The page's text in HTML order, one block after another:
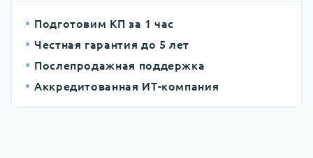
Подготовим КП за 1 час
Честная гарантия до 5 лет
Послепродажная поддержка
Аккредитованная ИТ-компания